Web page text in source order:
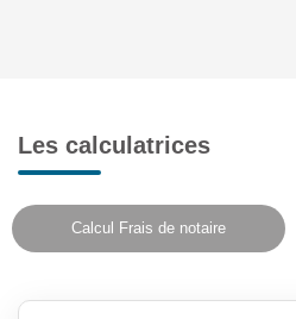
Les calculatrices
Calcul Frais de notaire